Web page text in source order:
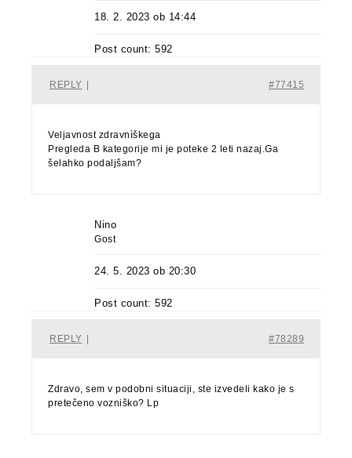
18. 2. 2023 ob 14:44
Post count: 592
#77415
REPLY
Veljavnost zdravnìškega
Pregleda B kategorije mi je poteke 2 leti nazaj.Ga
šelahko podaljšam?
Nino
Gost
24. 5. 2023 ob 20:30
Post count: 592
#78289
REPLY
Zdravo, sem v podobni situaciji, ste izvedeli kako je s
pretečeno vozniško? Lp